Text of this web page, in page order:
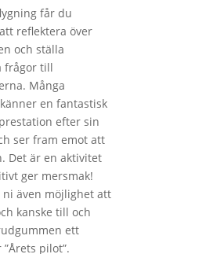
får du
reflektera över
och ställa
frågor till
Många
en fantastisk
efter sin
ser fram emot att
Det är en aktivitet
ger mersmak!
ni även möjlighet att
kanske till och
ett
pilot”.